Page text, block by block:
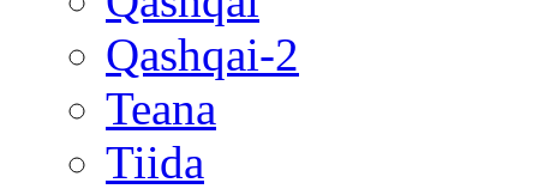
Qashqai-2
Teana
Tiida